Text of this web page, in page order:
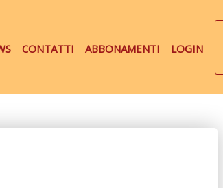
CONTATTI ABBONAMENTI LOGIN